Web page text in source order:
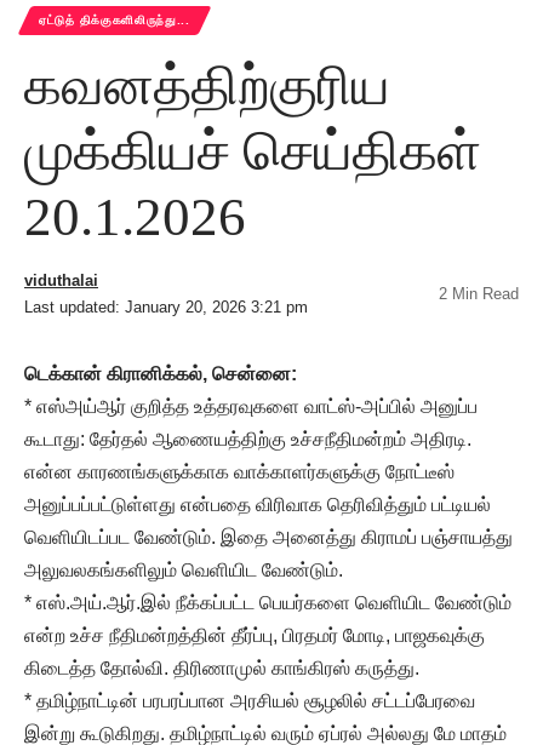
ஏட்டுத் திக்குகளிலிருந்து...
கவனத்திற்குரிய
முக்கியச் செய்திகள்
20.1.2026
Last updated: January 20, 2026 3:21 pm
viduthalai
2 Min Read
டெக்கான் கிரானிக்கல், சென்னை:
* எஸ்அய்ஆர் குறித்த உத்தரவுகளை வாட்ஸ்-அப்பில் அனுப்ப
கூடாது: தேர்தல் ஆணையத்திற்கு உச்சநீதிமன்றம் அதிரடி.
என்ன காரணங்களுக்காக வாக்காளர்களுக்கு நோட்டீஸ்
அனுப்பப்பட்டுள்ளது என்பதை விரிவாக தெரிவித்தும் பட்டியல்
வெளியிடப்பட வேண்டும். இதை அனைத்து கிராமப் பஞ்சாயத்து
அலுவலகங்களிலும் வெளியிட வேண்டும்.
* எஸ்.அய்.ஆர்.இல் நீக்கப்பட்ட பெயர்களை வெளியிட வேண்டும்
என்ற உச்ச நீதிமன்றத்தின் தீர்ப்பு, பிரதமர் மோடி, பாஜகவுக்கு
கிடைத்த தோல்வி. திரிணாமுல் காங்கிரஸ் கருத்து.
* தமிழ்நாட்டின் பரபரப்பான அரசியல் சூழலில் சட்டப்பேரவை
இன்று கூடுகிறது. தமிழ்நாட்டில் வரும் ஏப்ரல் அல்லது மே மாதம்